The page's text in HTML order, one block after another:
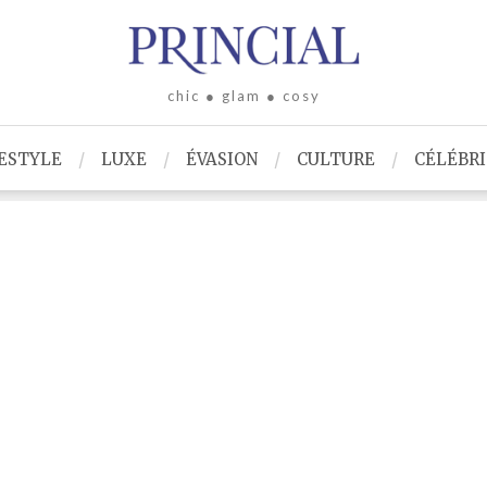
chic ● glam ● cosy
LUXE ÉVASION CULTURE